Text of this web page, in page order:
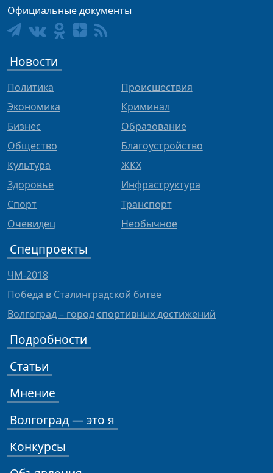
Официальные документы
Новости
Политика
Экономика
Бизнес
Общество
Культура
Здоровье
Спорт
Очевидец
Происшествия
Криминал
Образование
Благоустройство
ЖКХ
Инфраструктура
Транспорт
Необычное
Спецпроекты
ЧМ-2018
Победа в Сталинградской битве
Волгоград – город спортивных достижений
Подробности
Статьи
Мнение
Волгоград — это я
Конкурсы